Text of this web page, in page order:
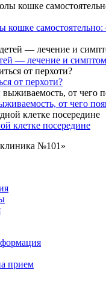
кошке самостоятельно:
— лечение и
от перхоти?
от чего
клетке посередине
№101»
прием